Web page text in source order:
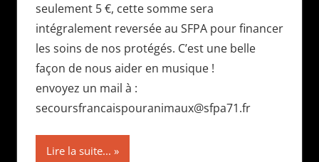
seulement 5 €, cette somme sera
intégralement reversée au SFPA pour financer
les soins de nos protégés. C’est une belle
façon de nous aider en musique !
envoyez un mail à :
secoursfrancaispouranimaux@sfpa71.fr
Lire la suite...